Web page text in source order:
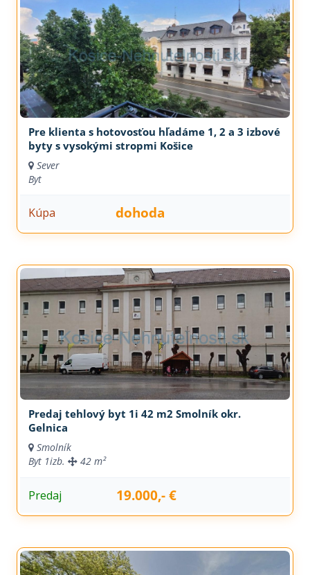
Pre klienta s hotovosťou hľadáme 1, 2 a 3 izbové
byty s vysokými stropmi Košice
Sever
Byt
Kúpa dohoda
Predaj tehlový byt 1i 42 m2 Smolník okr.
Gelnica
Smolník
Byt 1izb. 42 m²
Predaj 19.000,- €